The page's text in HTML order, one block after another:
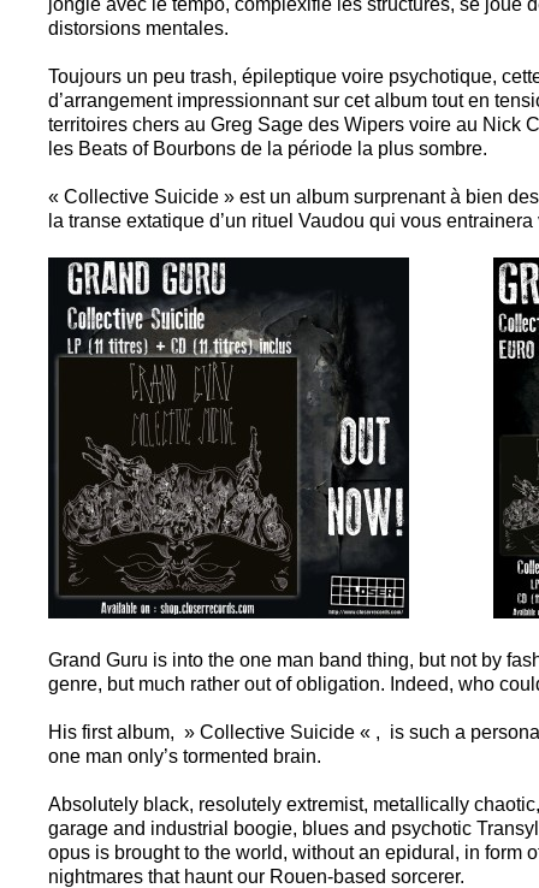
jongle avec le tempo, complexifie les structures, se joue
distorsions mentales.
Toujours un peu trash, épileptique voire psychotique,
d’arrangement impressionnant sur cet album tout en
territoires chers au Greg Sage des Wipers voire au Nick
les Beats of Bourbons de la période la plus sombre.
« Collective Suicide » est un album surprenant à bien
la transe extatique d’un rituel Vaudou qui vous
Grand Guru is into the one man band thing, but not by
genre, but much rather out of obligation. Indeed, who
His first album, » Collective Suicide « , is such a
one man only’s tormented brain.
Absolutely black, resolutely extremist, metallically
garage and industrial boogie, blues and psychotic
opus is brought to the world, without an epidural, in form
nightmares that haunt our Rouen-based sorcerer.